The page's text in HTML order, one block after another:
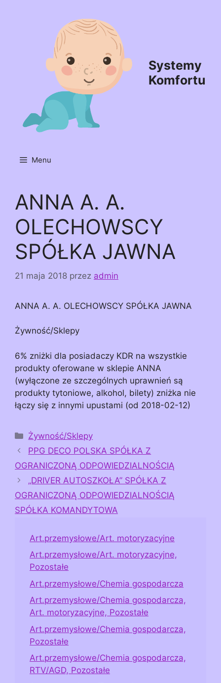
Systemy
Komfortu
Menu
ANNA A. A.
OLECHOWSCY
SPÓŁKA JAWNA
21 maja 2018 przez admin
ANNA A. A. OLECHOWSCY SPÓŁKA JAWNA
Żywność/Sklepy
6% zniżki dla posiadaczy KDR na wszystkie
produkty oferowane w sklepie ANNA
(wyłączone ze szczególnych uprawnień są
produkty tytoniowe, alkohol, bilety) zniżka nie
łączy się z innymi upustami (od 2018-02-12)
Kategorie
Żywność/Sklepy
PPG DECO POLSKA SPÓŁKA Z
OGRANICZONĄ ODPOWIEDZIALNOŚCIĄ
„DRIVER AUTOSZKOŁA” SPÓŁKA Z
OGRANICZONĄ ODPOWIEDZIALNOŚCIĄ
SPÓŁKA KOMANDYTOWA
Art.przemysłowe/Art. motoryzacyjne
Art.przemysłowe/Art. motoryzacyjne,
Pozostałe
Art.przemysłowe/Chemia gospodarcza
Art.przemysłowe/Chemia gospodarcza,
Art. motoryzacyjne, Pozostałe
Art.przemysłowe/Chemia gospodarcza,
Pozostałe
Art.przemysłowe/Chemia gospodarcza,
RTV/AGD, Pozostałe